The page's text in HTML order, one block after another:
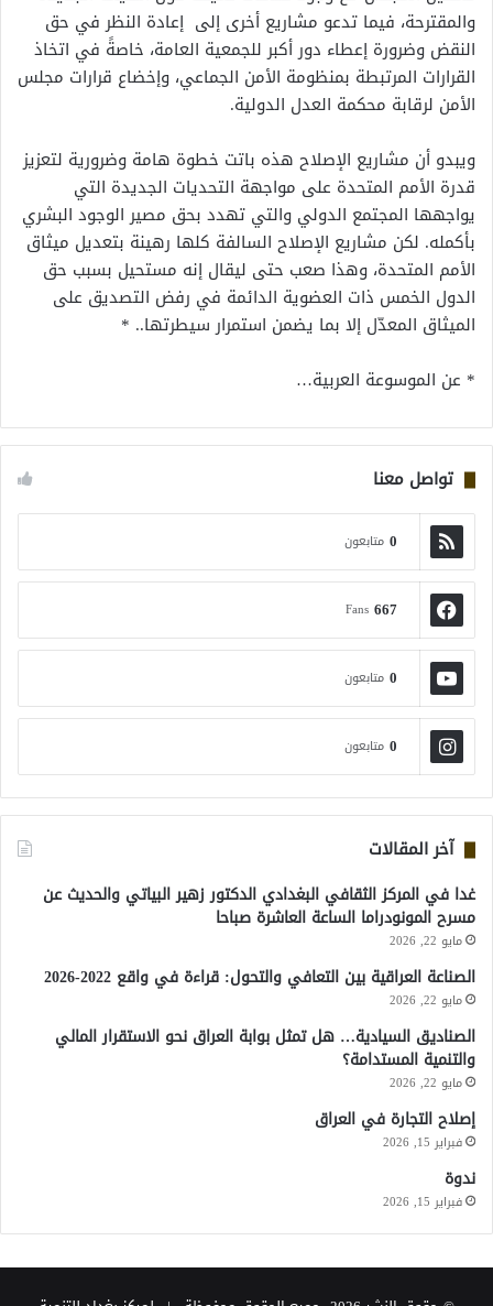
والمقترحة، فيما تدعو مشاريع أخرى إلى إعادة النظر في حق
النقض وضرورة إعطاء دور أكبر للجمعية العامة، خاصةً في اتخاذ
القرارات المرتبطة بمنظومة الأمن الجماعي، وإخضاع قرارات مجلس
الأمن لرقابة محكمة العدل الدولية.
ويبدو أن مشاريع الإصلاح هذه باتت خطوة هامة وضرورية لتعزيز
قدرة الأمم المتحدة على مواجهة التحديات الجديدة التي
يواجهها المجتمع الدولي والتي تهدد بحق مصير الوجود البشري
بأكمله. لكن مشاريع الإصلاح السالفة كلها رهينة بتعديل ميثاق
الأمم المتحدة، وهذا صعب حتى ليقال إنه مستحيل بسبب حق
الدول الخمس ذات العضوية الدائمة في رفض التصديق على
الميثاق المعدّل إلا بما يضمن استمرار سيطرتها.. *
* عن الموسوعة العربية…
تواصل معنا
0 متابعون
667
Fans
0 متابعون
0 متابعون
آخر المقالات
غدا في المركز الثقافي البغدادي الدكتور زهير البياتي والحديث عن
مسرح المونودراما الساعة العاشرة صباحا
مايو 22, 2026
الصناعة العراقية بين التعافي والتحول: قراءة في واقع 2022-2026
مايو 22, 2026
الصناديق السيادية… هل تمثل بوابة العراق نحو الاستقرار المالي
والتنمية المستدامة؟
مايو 22, 2026
إصلاح التجارة في العراق
فبراير 15, 2026
ندوة
فبراير 15, 2026